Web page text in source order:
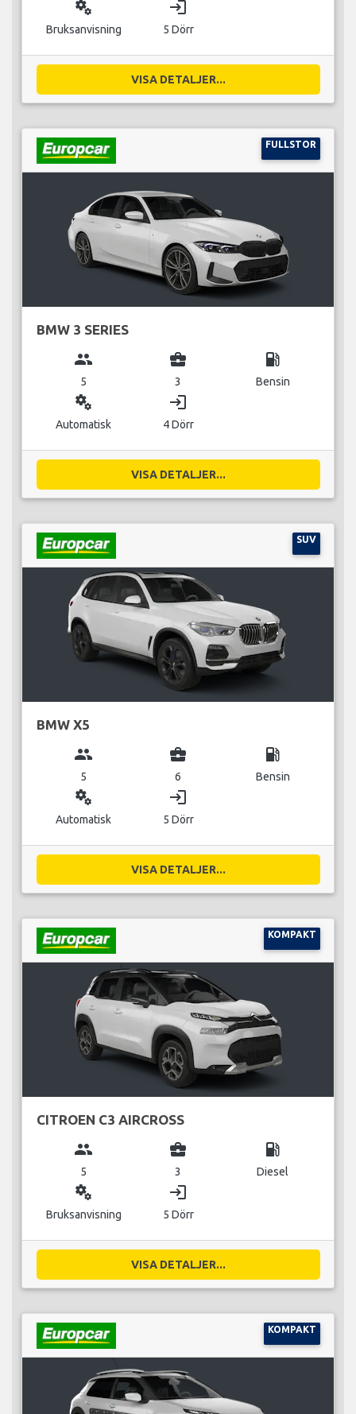
miscellaneous_services
Bruksanvisning
login
5 Dörr
VISA DETALJER...
FULLSTOR
BMW 3 SERIES
group
5
business_center
3
local_gas_station
Bensin
miscellaneous_services
Automatisk
login
4 Dörr
VISA DETALJER...
SUV
BMW X5
group
5
business_center
6
local_gas_station
Bensin
miscellaneous_services
Automatisk
login
5 Dörr
VISA DETALJER...
KOMPAKT
CITROEN C3 AIRCROSS
group
5
business_center
3
local_gas_station
Diesel
miscellaneous_services
Bruksanvisning
login
5 Dörr
VISA DETALJER...
KOMPAKT